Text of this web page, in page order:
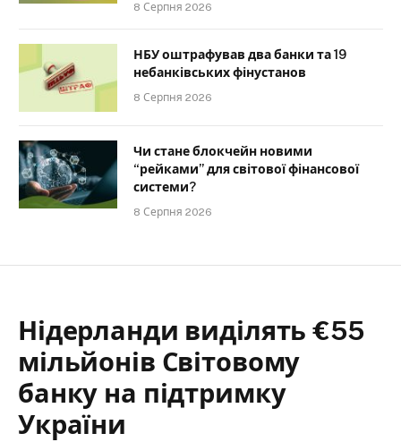
8 Серпня 2026
НБУ оштрафував два банки та 19
небанківських фінустанов
8 Серпня 2026
Чи стане блокчейн новими
“рейками” для світової фінансової
системи?
8 Серпня 2026
Нідерланди виділять €55
мільйонів Світовому
банку на підтримку
України